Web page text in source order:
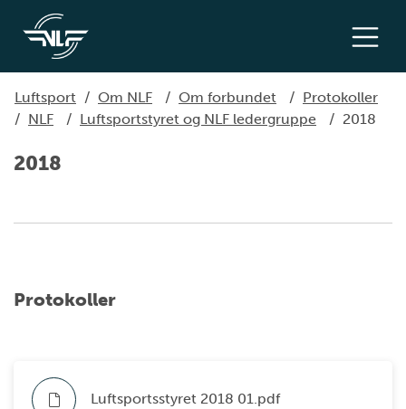
Luftsport / Om NLF / Om forbundet / Protokoller
/ NLF / Luftsportstyret og NLF ledergruppe / 2018
2018
Protokoller
Luftsportsstyret 2018 01.pdf